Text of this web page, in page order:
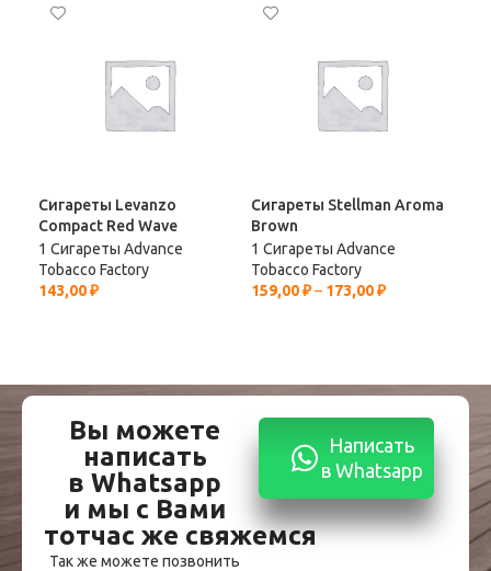
Сигареты Levanzo
Compact Red Wave
1 Сигареты Advance
Tobacco Factory
143,00₽
Сигареты Stellman Aroma
Brown
1 Сигареты Advance
Tobacco Factory
159,00₽– 173,00₽
Вы можете
написать
в Whatsapp
и мы с Вами
тотчас же свяжемся
Так же можете позвонить
Написать
в Whatsapp